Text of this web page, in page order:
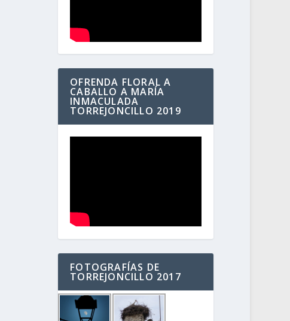
OFRENDA FLORAL A
CABALLO A MARÍA
INMACULADA
TORREJONCILLO 2019
FOTOGRAFÍAS DE
TORREJONCILLO 2017